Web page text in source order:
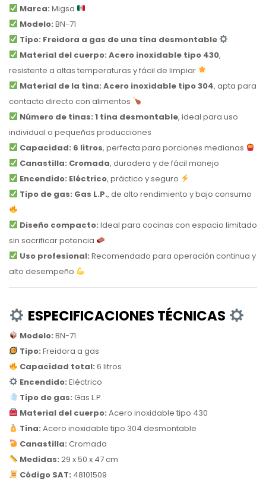
Marca: Migsa
Modelo: BN-71
Tipo: Freidora a gas de una tina desmontable
Material del cuerpo: Acero inoxidable tipo 430,
resistente a altas temperaturas y fácil de limpiar
Material de la tina: Acero inoxidable tipo 304, apta para
contacto directo con alimentos
Número de tinas: 1 tina desmontable, ideal para uso
individual o pequeñas producciones
Capacidad: 6 litros, perfecta para porciones medianas
Canastilla: Cromada, duradera y de fácil manejo
Encendido: Eléctrico, práctico y seguro
Tipo de gas: Gas L.P., de alto rendimiento y bajo consumo
Diseño compacto: Ideal para cocinas con espacio limitado
sin sacrificar potencia
Uso profesional: Recomendado para operación continua y
alto desempeño
ESPECIFICACIONES TÉCNICAS
Modelo: BN-71
Tipo: Freidora a gas
Capacidad total: 6 litros
Encendido: Eléctrico
Tipo de gas: Gas L.P.
Material del cuerpo: Acero inoxidable tipo 430
Tina: Acero inoxidable tipo 304 desmontable
Canastilla: Cromada
Medidas: 29 x 50 x 47 cm
Código SAT: 48101509